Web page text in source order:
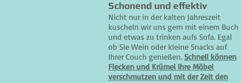
Schonend und effektiv
Nicht nur in der kalten Jahreszeit
kuscheln wir uns gern mit einem Buch
und etwas zu trinken aufs Sofa. Egal
ob Sie Wein oder kleine Snacks auf
Ihrer Couch genießen. Schnell können
Flecken und Krümel Ihre Möbel
verschmutzen und mit der Zeit den